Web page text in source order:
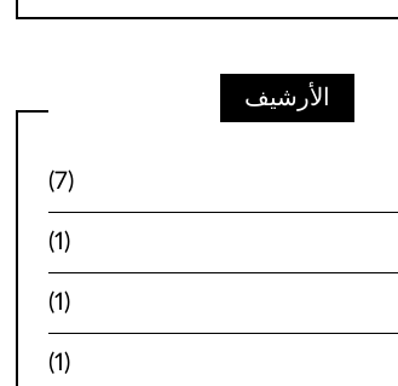
الأرشيف
(7)
(1)
(1)
(1)